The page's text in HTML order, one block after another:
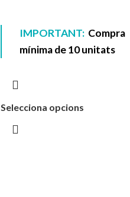
IMPORTANT: Compra
mínima de 10 unitats
Selecciona opcions